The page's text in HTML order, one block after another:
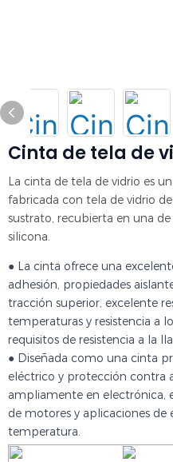
Cinta de tela de
La cinta de tela de vidrio es
fabricada con tela de vidrio
sustrato, recubierta en una
silicona.
● La cinta ofrece una
adhesión, propiedades
tracción superior, excelente
temperaturas y resistencia a
requisitos de resistencia a la
● Diseñada como una cinta
eléctrico y protección contra
ampliamente en electrónica,
de motores y aplicaciones
temperatura.